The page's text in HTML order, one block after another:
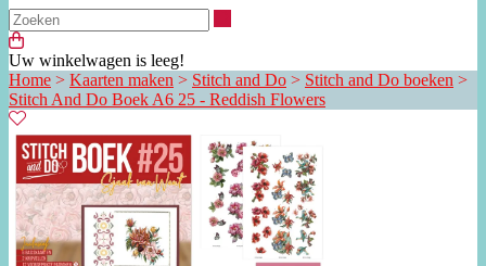
Uw winkelwagen is leeg!
Home > Kaarten maken > Stitch and Do > Stitch and Do boeken >
Stitch And Do Boek A6 25 - Reddish Flowers